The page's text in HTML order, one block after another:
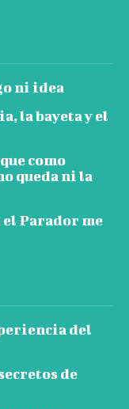
ni idea
la bayeta y el
como
queda ni la
Parador me
del
de